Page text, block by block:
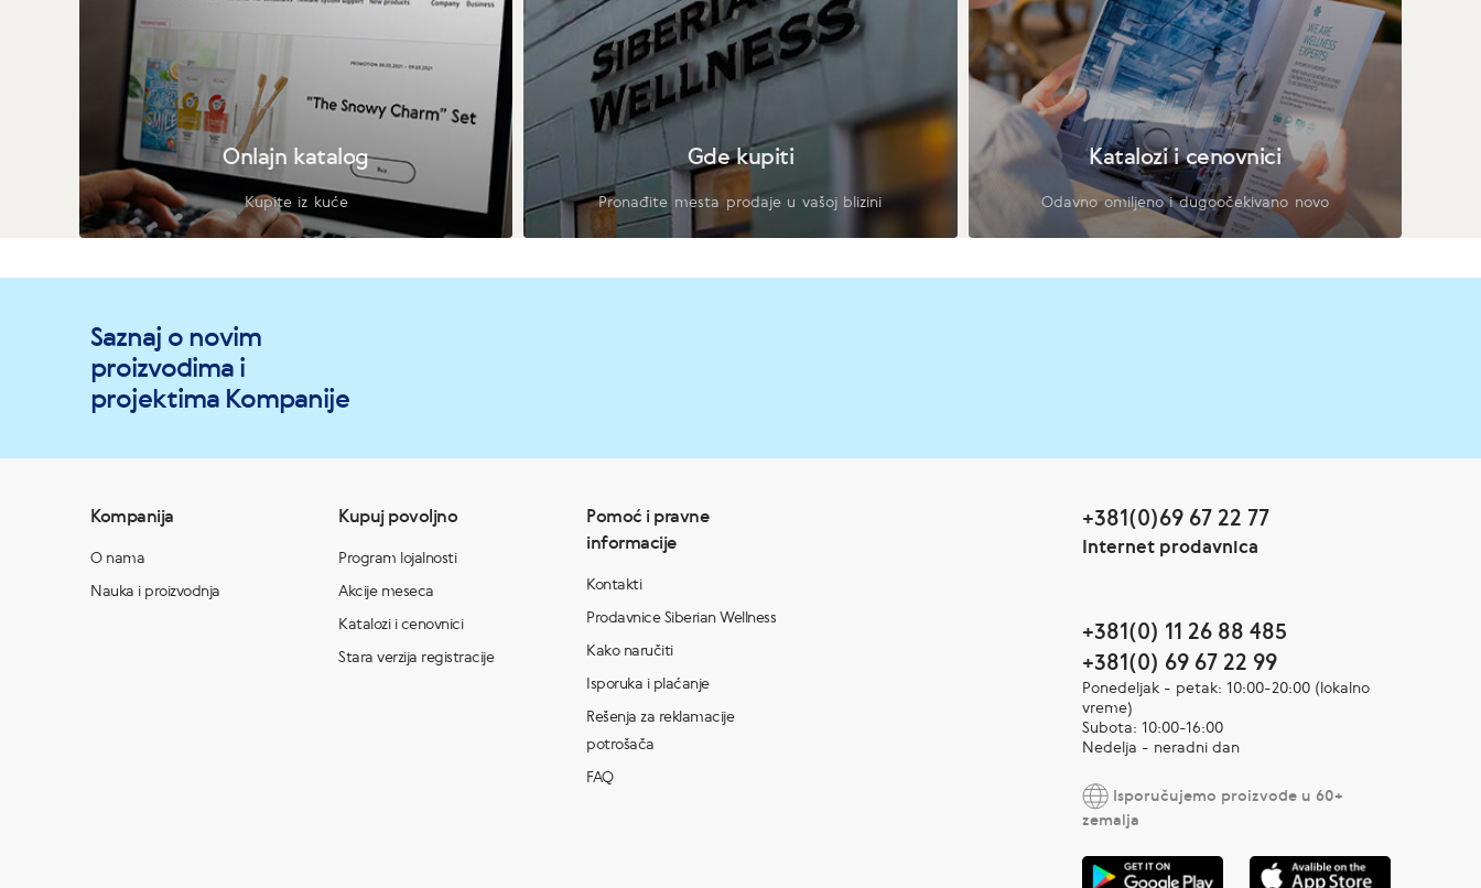
Onlajn katalog
Kupite iz kuće
Gde kupiti
Pronađite mesta prodaje u vašoj blizini
Katalozi i cenovnici
Odavno omiljeno i dugoočekivano novo
Saznaj o novim
proizvodima i
projektima Kompanije
Kompanija
O nama
Nauka i proizvodnja
Kupuj povoljno
Program lojalnosti
Akcije meseca
Katalozi i cenovnici
Stara verzija registracije
Pomoć i pravne
informacije
Kontakti
Prodavnice Siberian Wellness
Kako naručiti
Isporuka i plaćanje
Rešenja za reklamacije
potrošača
FAQ
+381(0)69 67 22 77
Internet prodavnica
+381(0) 11 26 88 485
+381(0) 69 67 22 99
Ponedeljak - petak: 10:00-20:00 (lokalno
vreme)
Subota: 10:00-16:00
Nedelja - neradni dan
Isporučujemo proizvode u 60+
zemalja